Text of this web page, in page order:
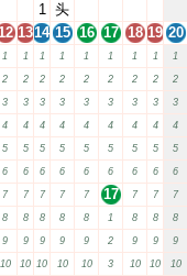
1 头
1314 15 16 17 18 19 20
1 1 1 1 1 1 1 1 1
2 2 2 2 2 2 2 2 2
3 3 3 3 3 3 3 3 3
4 4 4 4 4 4 4 4 4
5 5 5 5 5 5 5 5 5
6 6 6 6 6 6 6 6 6
7 7 7 7 7 17 7 7 7
8 8 8 8 8 1 8 8 8
9 9 9 9 9 2 9 9 9
10 10 10 10 10 3 10 10 10